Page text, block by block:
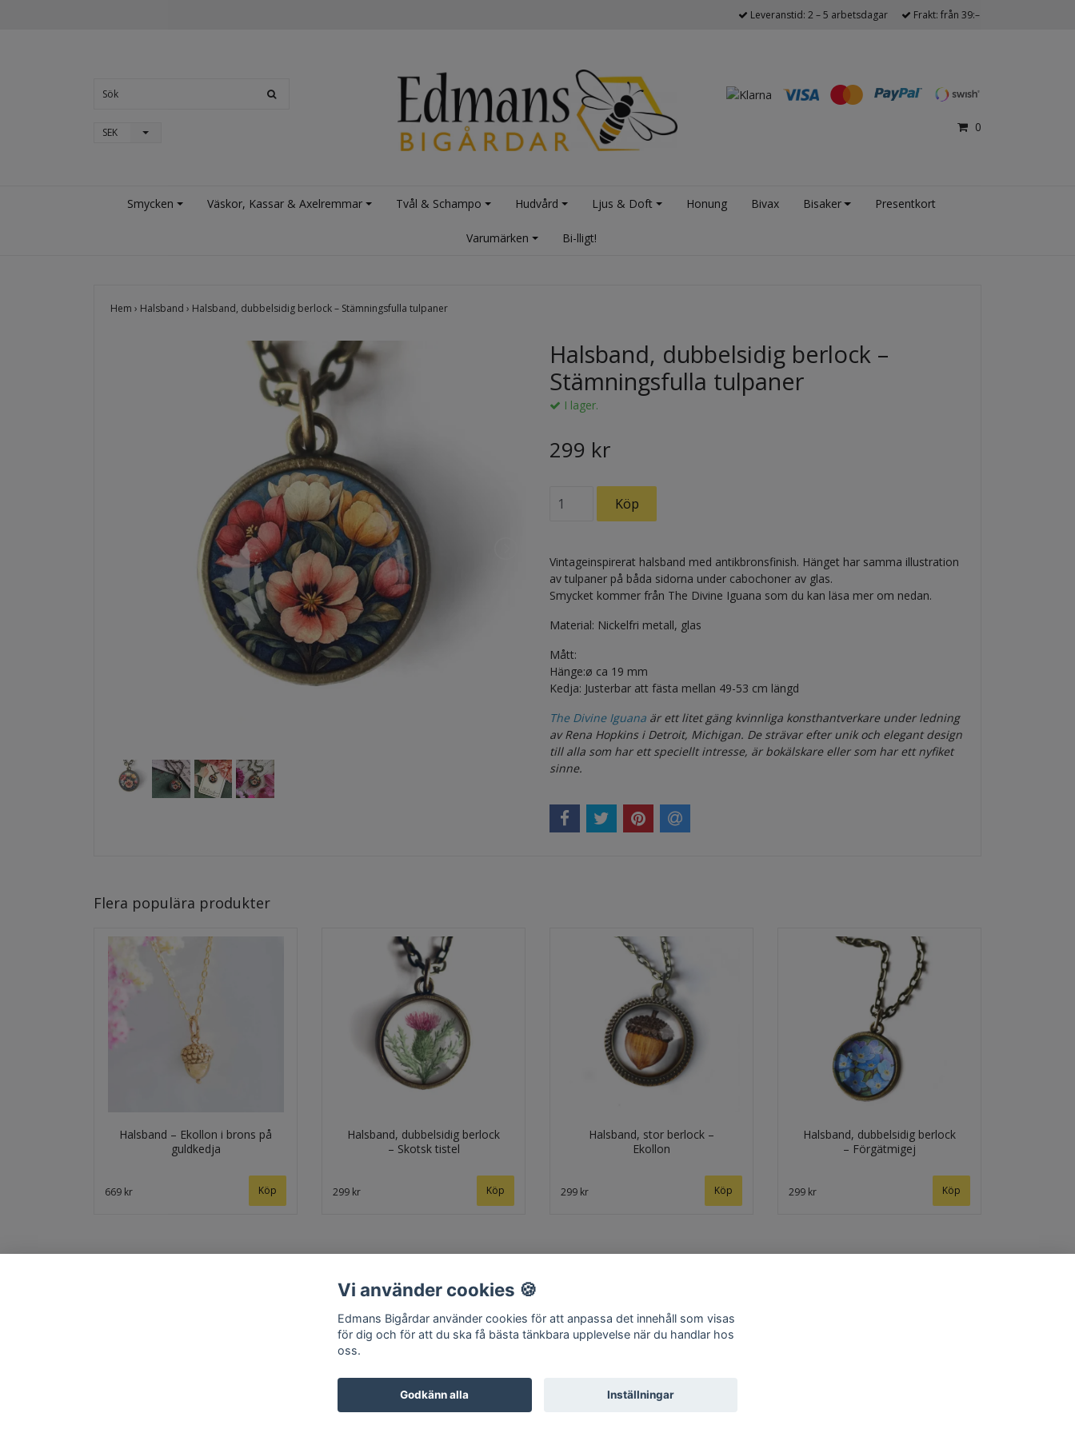
Leveranstid: 2 – 5 arbetsdagar Frakt: från 39:–
SEK 0
Smycken Väskor, Kassar & Axelremmar Tvål & Schampo Hudvård Ljus & Doft Honung Bivax Bisaker Presentkort
Varumärken Bi-lligt!
Hem › Halsband › Halsband, dubbelsidig berlock – Stämningsfulla tulpaner
Halsband, dubbelsidig berlock –
Stämningsfulla tulpaner
I lager.
299 kr
Vintageinspirerat halsband med antikbronsfinish. Hänget har samma illustration
av tulpaner på båda sidorna under cabochoner av glas.
Smycket kommer från The Divine Iguana som du kan läsa mer om nedan.
Material: Nickelfri metall, glas
Mått:
Hänge:ø ca 19 mm
Kedja: Justerbar att fästa mellan 49-53 cm längd
The Divine Iguana är ett litet gäng kvinnliga konsthantverkare under ledning
av Rena Hopkins i Detroit, Michigan. De strävar efter unik och elegant design
till alla som har ett speciellt intresse, är bokälskare eller som har ett nyfiket
sinne.
Flera populära produkter
Halsband – Ekollon i brons på
guldkedja
669 kr
Halsband, dubbelsidig berlock
– Skotsk tistel
299 kr
Halsband, stor berlock –
Ekollon
299 kr
Halsband, dubbelsidig berlock
– Förgätmigej
299 kr
Hem Om oss Kontakt Köpvillkor Surret
© Copyright 2026 Edmans Bigårdar
Vi använder cookies 🍪
Edmans Bigårdar använder cookies för att anpassa det innehåll som visas
för dig och för att du ska få bästa tänkbara upplevelse när du handlar hos
oss.
Godkänn alla Inställningar